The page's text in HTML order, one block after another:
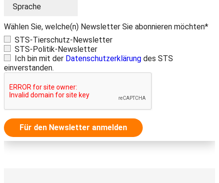
Wählen Sie, welche(n) Newsletter Sie abonnieren möchten*
STS-Tierschutz-Newsletter
STS-Politik-Newsletter
Ich bin mit der Datenschutzerklärung des STS
einverstanden.
Für den Newsletter anmelden